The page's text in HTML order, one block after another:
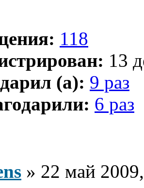
118
13
(а): 9 раз
6 раз
» 22 май